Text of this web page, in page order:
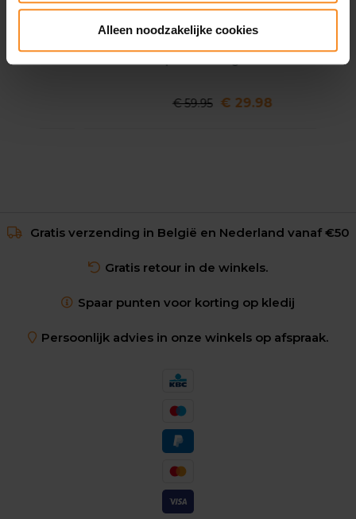
Alleen noodzakelijke cookies
€ 29.98
Gratis verzending in België en Nederland vanaf €50
Gratis retour in de winkels.
Spaar punten voor korting op kledij
Persoonlijk advies in onze winkels op afspraak.